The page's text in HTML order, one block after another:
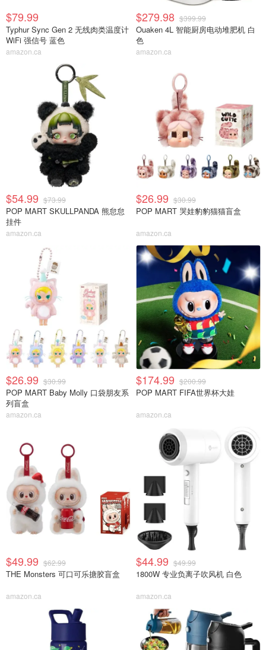
$79.99
Typhur Sync Gen 2 无线肉类温度计
WiFi 强信号 蓝色
amazon.ca
$279.98 $399.99
Ouaken 4L 智能厨房电动堆肥机 白
色
amazon.ca
$54.99 $73.99
POP MART SKULLPANDA 熊怠怠
挂件
amazon.ca
$26.99 $30.99
POP MART 哭娃豹豹猫猫盲盒
amazon.ca
$26.99 $30.99
POP MART Baby Molly 口袋朋友系
列盲盒
amazon.ca
$174.99 $200.99
POP MART FIFA世界杯大娃
amazon.ca
$49.99 $62.99
THE Monsters 可口可乐搪胶盲盒
amazon.ca
$44.99 $49.99
1800W 专业负离子吹风机 白色
amazon.ca